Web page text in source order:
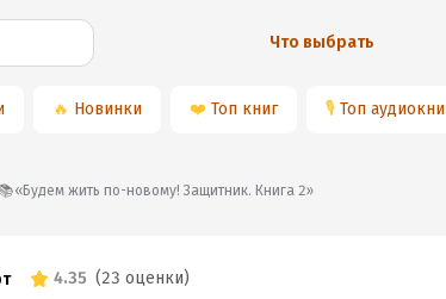
Что выбрать
🔥 Новинки ❤️ Топ книг 🎙 Топ
📚«Будем жить по-новому! Защитник. Книга 2»
4.35 (23 оценки)